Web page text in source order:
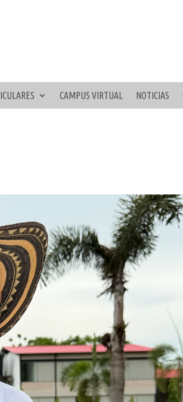
CAMPUS VIRTUAL NOTICIAS